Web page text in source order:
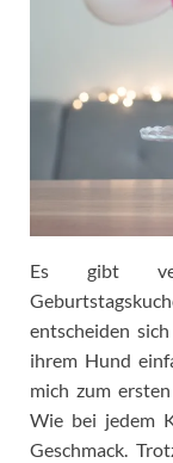
Es gibt
entscheiden
ihrem Hund
mich zum
Wie bei jedem
Geschmack.